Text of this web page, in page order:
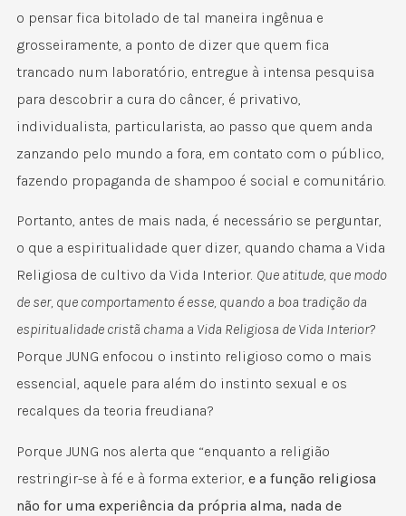
o pensar fica bitolado de tal maneira ingênua e
grosseiramente, a ponto de dizer que quem fica
trancado num laboratório, entregue à intensa pesquisa
para descobrir a cura do câncer, é privativo,
individualista, particularista, ao passo que quem anda
zanzando pelo mundo a fora, em contato com o público,
fazendo propaganda de shampoo é social e comunitário.
Portanto, antes de mais nada, é necessário se perguntar,
o que a espiritualidade quer dizer, quando chama a Vida
Religiosa de cultivo da Vida Interior. Que atitude, que modo
de ser, que comportamento é esse, quando a boa tradição da
espiritualidade cristã chama a Vida Religiosa de Vida Interior?
Porque JUNG enfocou o instinto religioso como o mais
essencial, aquele para além do instinto sexual e os
recalques da teoria freudiana?
Porque JUNG nos alerta que “enquanto a religião
restringir-se à fé e à forma exterior, e a função religiosa
não for uma experiência da própria alma, nada de